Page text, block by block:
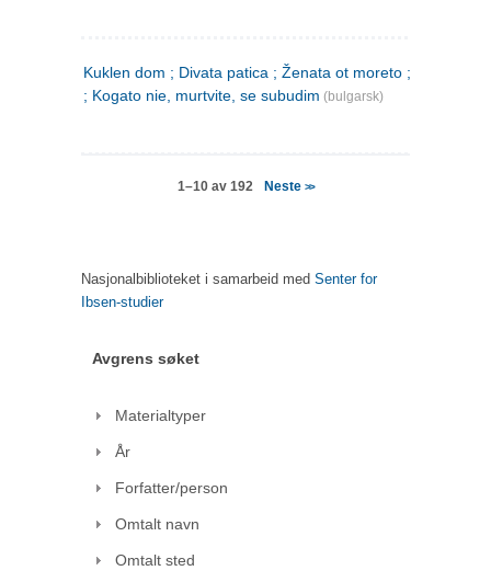
Kuklen dom ; Divata patica ; Ženata ot moreto ; Malkijat
; Kogato nie, murtvite, se subudim (bulgarsk)
1–10 av 192 Neste >>
Nasjonalbiblioteket i samarbeid med Senter for
Ibsen-studier
Avgrens søket
Materialtyper
År
Forfatter/person
Omtalt navn
Omtalt sted